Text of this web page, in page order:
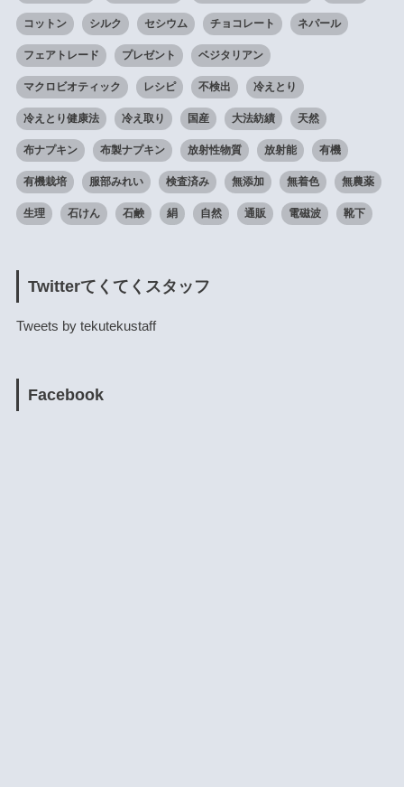
コットン シルク セシウム チョコレート ネパール
フェアトレード プレゼント ベジタリアン
マクロビオティック レシピ 不検出 冷えとり
冷えとり健康法 冷え取り 国産 大法紡績 天然
布ナプキン 布製ナプキン 放射性物質 放射能 有機
有機栽培 服部みれい 検査済み 無添加 無着色 無農薬
生理 石けん 石鹸 絹 自然 通販 電磁波 靴下
Twitterてくてくスタッフ
Tweets by tekutekustaff
Facebook